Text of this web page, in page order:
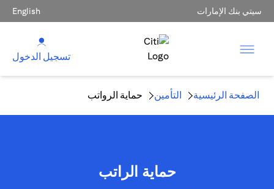
سيتي بنك الإمارات English
تسجيل الدخول
الصفحة الرئيسية التأمين حماية الرواتب
حماية الراتب